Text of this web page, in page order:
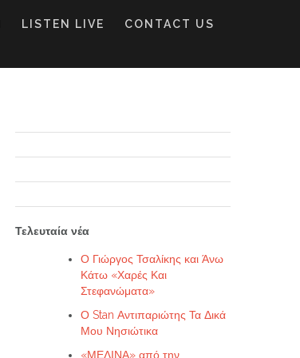
LISTEN LIVE CONTACT US
Τελευταία νέα
Ο Γιώργος Τσαλίκης και Άνω
Κάτω «Χαρές Και
Στεφανώματα»
Ο Stan Αντιπαριώτης Τα Δικά
Μου Νησιώτικα
«ΜΕΛΙΝΑ» από την